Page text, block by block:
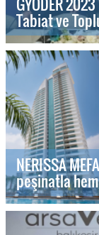
Tabiat ve
NERISSA
peşinatla